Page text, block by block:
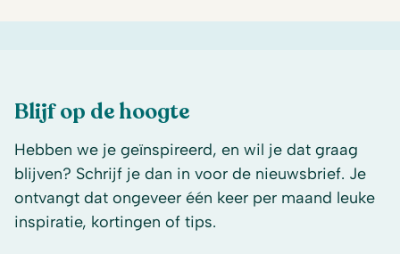
Blijf op de hoogte
Hebben we je geïnspireerd, en wil je dat graag
blijven? Schrijf je dan in voor de nieuwsbrief. Je
ontvangt dat ongeveer één keer per maand leuke
inspiratie, kortingen of tips.